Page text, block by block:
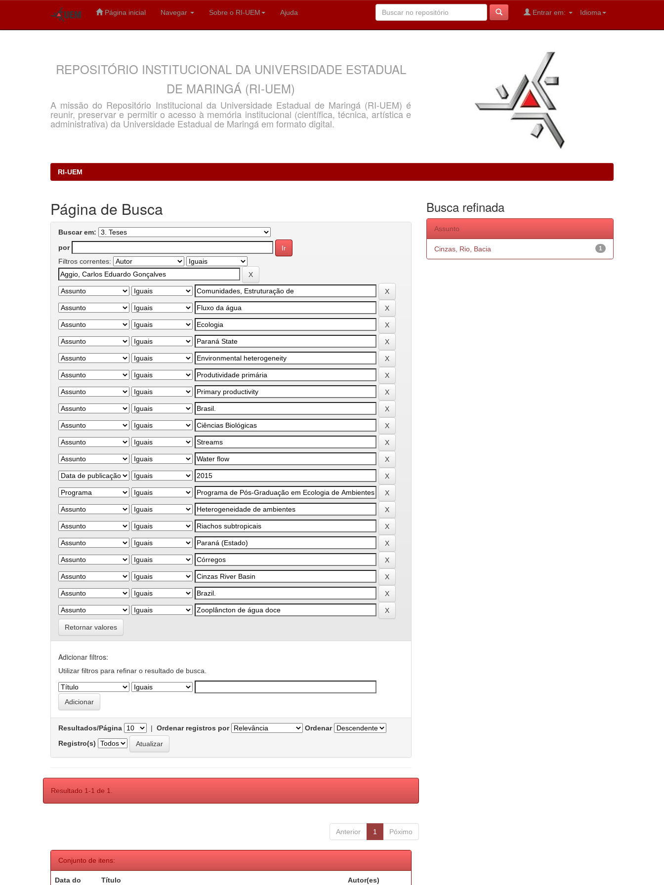
Página inicial Navegar Sobre o RI-UEM Ajuda Idioma
Entrar em:
REPOSITÓRIO INSTITUCIONAL DA UNIVERSIDADE ESTADUAL
DE MARINGÁ (RI-UEM)
A missão do Repositório Institucional da Universidade Estadual de Maringá (RI-UEM) é
reunir, preservar e permitir o acesso à memória institucional (científica, técnica, artística e
administrativa) da Universidade Estadual de Maringá em formato digital.
RI-UEM
Página de Busca
Buscar em:
por
Filtros correntes:
Retornar valores
Adicionar filtros:
Utilizar filtros para refinar o resultado de busca.
Resultados/Página | Ordenar registros por
Ordenar
Registro(s)
Resultado 1-1 de 1.
Anterior 1 Póximo
Conjunto de itens:
Data do Título Autor(es)
Busca refinada
Assunto
1
Cinzas, Rio, Bacia